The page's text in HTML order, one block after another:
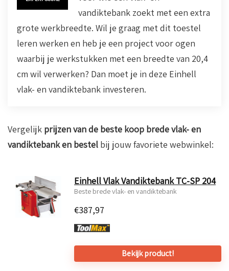
vandiktebank zoekt met een extra
grote werkbreedte. Wil je graag met dit toestel
leren werken en heb je een project voor ogen
waarbij je werkstukken met een breedte van 20,4
cm wil verwerken? Dan moet je in deze Einhell
vlak- en vandiktebank investeren.
Vergelijk prijzen van de beste koop brede vlak- en
vandiktebank en bestel bij jouw favoriete webwinkel:
Einhell Vlak Vandiktebank TC-SP 204
Beste brede vlak- en vandiktebank
€387,97
Bekijk product!